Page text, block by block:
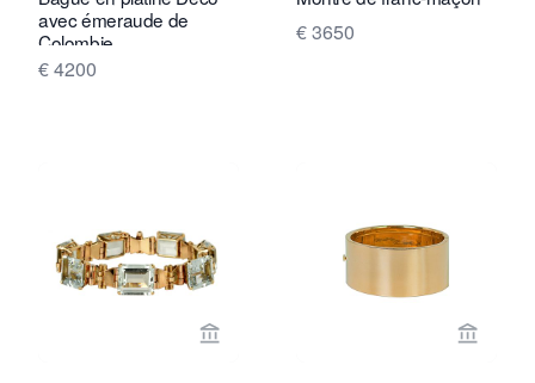
avec émeraude de
Colombie
€ 4200
€ 3650
Voir la page vendeur de Marij KaakVoir la